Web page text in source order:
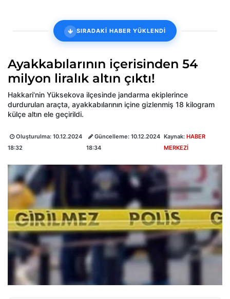
SIRADAKİ HABER YÜKLENDİ
Ayakkabılarının içerisinden 54
milyon liralık altın çıktı!
Hakkari'nin Yüksekova ilçesinde jandarma ekiplerince
durdurulan araçta, ayakkabılarının içine gizlenmiş 18 kilogram
külçe altın ele geçirildi.
Oluşturulma: 10.12.2024
18:32
Güncelleme: 10.12.2024
18:34
Kaynak:HABER
MERKEZİ